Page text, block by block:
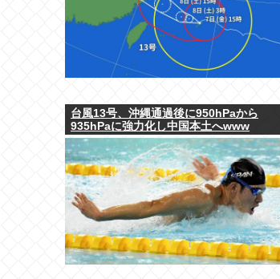
台風13号、沖縄通過後に950hPaから
935hPaに強力化し中国本土へwww